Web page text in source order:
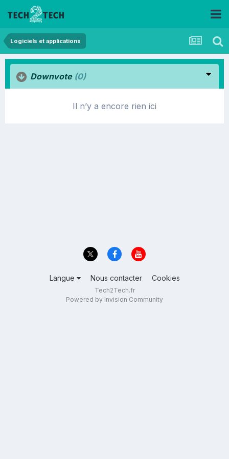
Logiciels et applications
Downvote (0)
Il n’y a encore rien ici
Langue Nous contacter Cookies
Tech2Tech.fr
Powered by Invision Community